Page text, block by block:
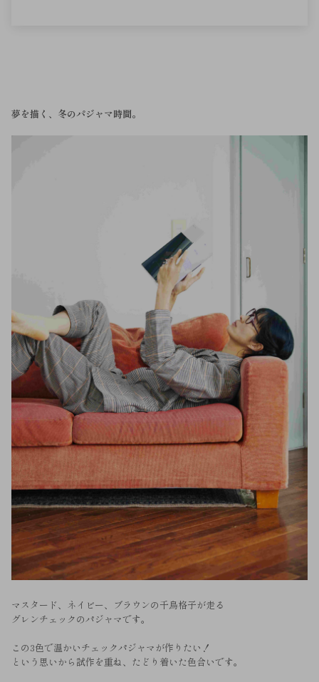
夢を描く、冬のパジャマ時間。
マスタード、ネイビー、ブラウンの千鳥格子が走る
グレンチェックのパジャマです。
この3色で温かいチェックパジャマが作りたい！
という思いから試作を重ね、たどり着いた色合いです。